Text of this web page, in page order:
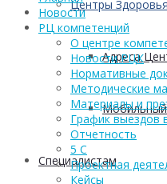
Центры Здоровья
Адреса
Cпециалистам
Новости
РЦ компетенций
О центре
Новости РЦК
Нормативные
Методические
Материалы и
График
Отчетность
5 С
Проектная
Кейсы